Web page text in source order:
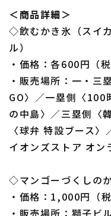
＜商品詳細＞
◇飲むかき氷（スイ
ル）
・価格：各600円（税
・販売場所：一・
GO〉／一塁側〈100
の中島〉／三塁側〈
〈球弁 特設ブース
イオンズストア オン
◇マンゴーづくしの
・価格：1,000円（税